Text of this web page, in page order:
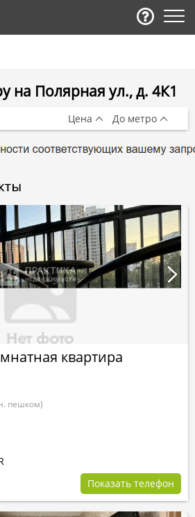
на Полярная ул., д. 4К1
квартира
пешком)
Показать телефон
Цена До метро